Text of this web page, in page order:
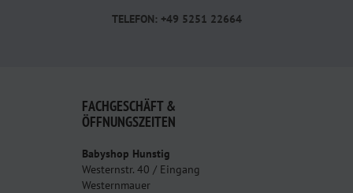
TELEFON: +49 5251 22664
FACHGESCHÄFT &
ÖFFNUNGSZEITEN
Babyshop Hunstig
Westernstr. 40 / Eingang
Westernmauer